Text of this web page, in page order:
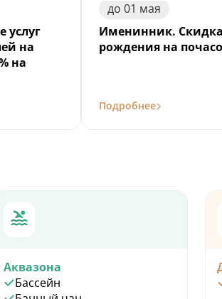
услуг
на
на
до 01 мая
Именинник. Скидка
рождения на
Подробнее
Аквазона
Бассейн